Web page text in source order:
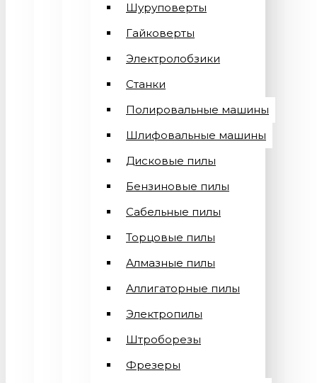
Шуруповерты
Гайковерты
Электролобзики
Станки
Полировальные машины
Шлифовальные машины
Дисковые пилы
Бензиновые пилы
Сабельные пилы
Торцовые пилы
Алмазные пилы
Аллигаторные пилы
Электропилы
Штроборезы
Фрезеры